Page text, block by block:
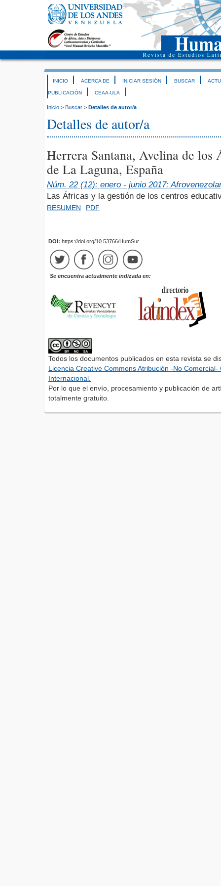
INICIO ACERCA DE INICIAR SESIÓN BUSCAR
PUBLICACIÓN CEAA-ULA
Inicio > Buscar > Detalles de autor/a
Detalles de autor/a
Herrera Santana, Avelina de los
de La Laguna, España
Núm. 22 (12): enero - junio 2017:
Las Áfricas y la gestión de los centros
RESUMEN PDF
DOI: https://doi.org/10.53766/HumSur
Se encuentra actualmente indizada en:
Todos los documentos publicados en esta revista se
Licencia Creative Commons Atribución -No
Internacional.
Por lo que el envío, procesamiento y publicación de
totalmente gratuito.